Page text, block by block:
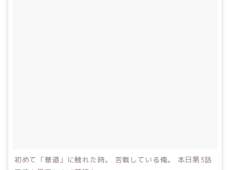
初めて「華道」に触れた時。 苦戦している俺。 本日第3話